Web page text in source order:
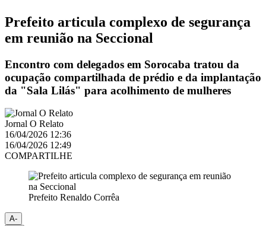
Prefeito articula complexo de segurança
em reunião na Seccional
Encontro com delegados em Sorocaba tratou da
ocupação compartilhada de prédio e da implantação
da "Sala Lilás" para acolhimento de mulheres
Jornal O Relato
16/04/2026 12:36
16/04/2026 12:49
COMPARTILHE
Prefeito Renaldo Corrêa
A-